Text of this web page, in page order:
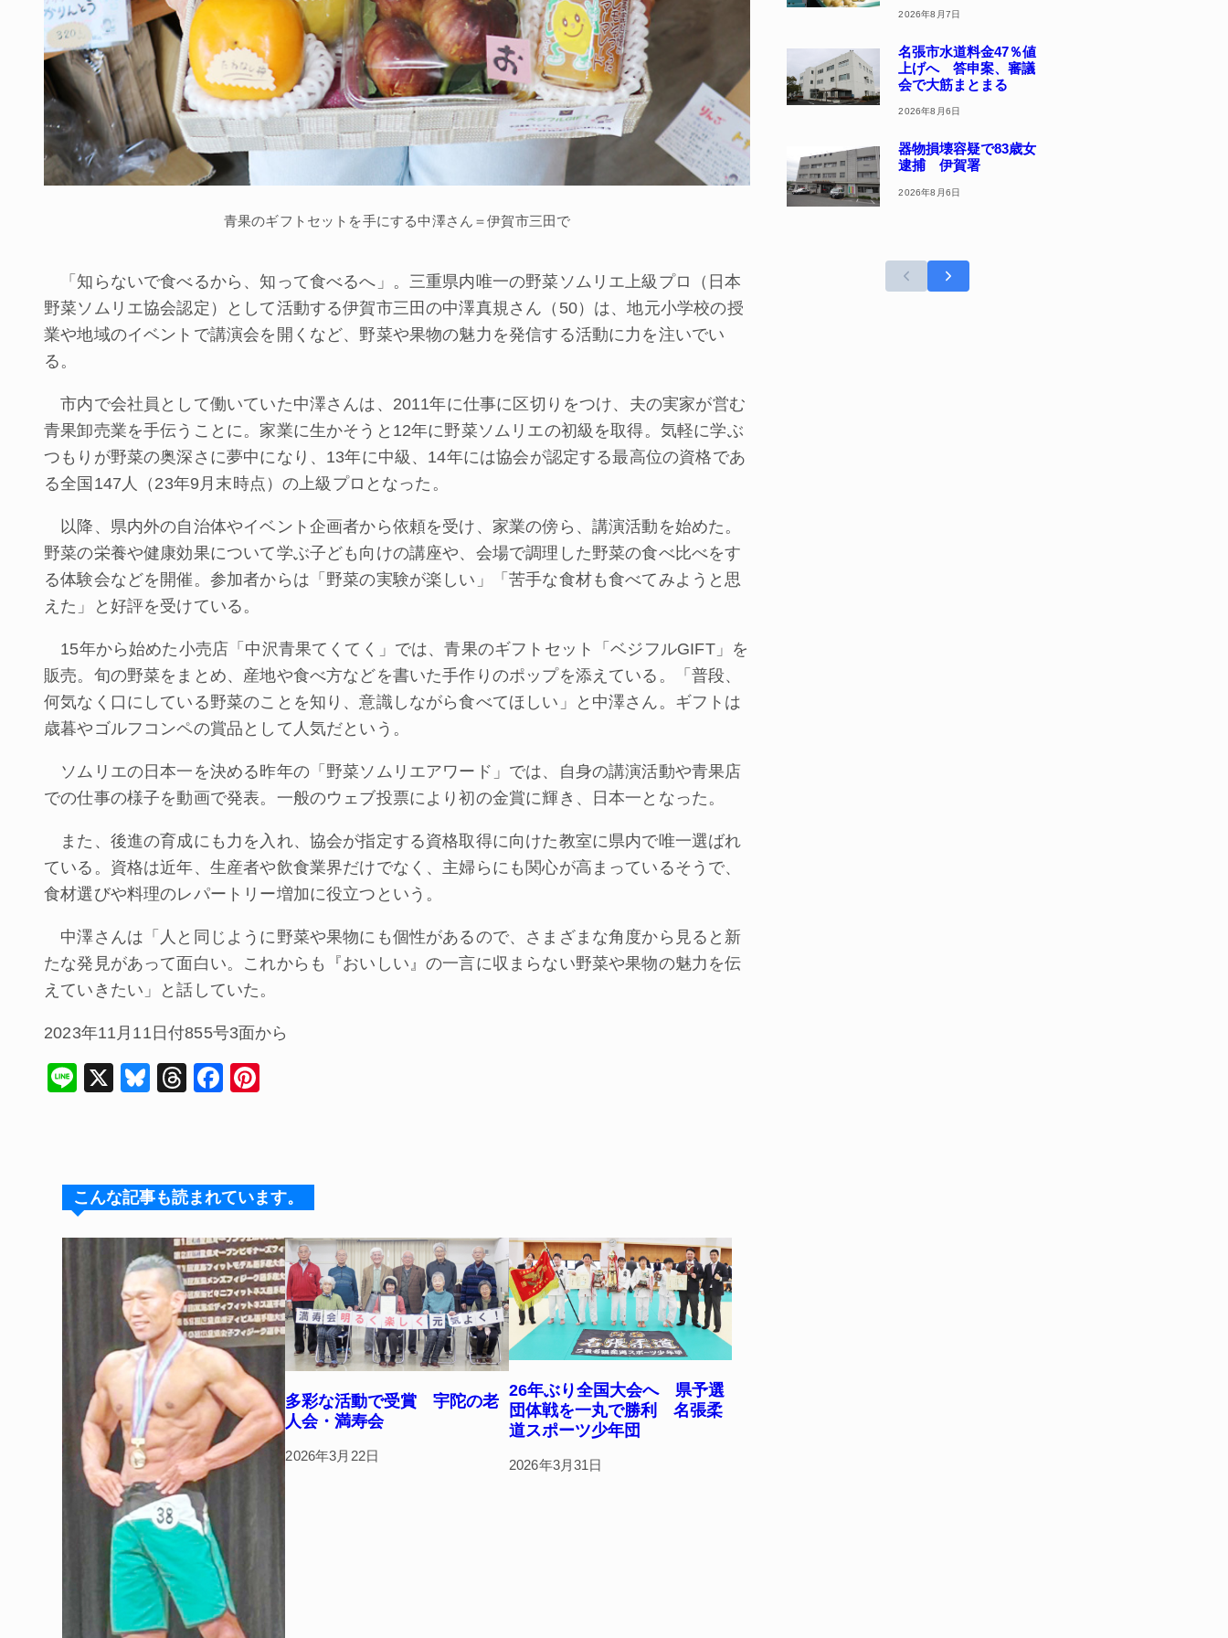
青果のギフトセットを手にする中澤さん＝伊賀市三田で
「知らないで食べるから、知って食べるへ」。三重県内唯一の野菜ソムリエ上級プロ（日本
野菜ソムリエ協会認定）として活動する伊賀市三田の中澤真規さん（50）は、地元小学校の授
業や地域のイベントで講演会を開くなど、野菜や果物の魅力を発信する活動に力を注いでい
る。
市内で会社員として働いていた中澤さんは、2011年に仕事に区切りをつけ、夫の実家が営む
青果卸売業を手伝うことに。家業に生かそうと12年に野菜ソムリエの初級を取得。気軽に学ぶ
つもりが野菜の奥深さに夢中になり、13年に中級、14年には協会が認定する最高位の資格であ
る全国147人（23年9月末時点）の上級プロとなった。
以降、県内外の自治体やイベント企画者から依頼を受け、家業の傍ら、講演活動を始めた。
野菜の栄養や健康効果について学ぶ子ども向けの講座や、会場で調理した野菜の食べ比べをす
る体験会などを開催。参加者からは「野菜の実験が楽しい」「苦手な食材も食べてみようと思
えた」と好評を受けている。
15年から始めた小売店「中沢青果てくてく」では、青果のギフトセット「ベジフルGIFT」を
販売。旬の野菜をまとめ、産地や食べ方などを書いた手作りのポップを添えている。「普段、
何気なく口にしている野菜のことを知り、意識しながら食べてほしい」と中澤さん。ギフトは
歳暮やゴルフコンペの賞品として人気だという。
ソムリエの日本一を決める昨年の「野菜ソムリエアワード」では、自身の講演活動や青果店
での仕事の様子を動画で発表。一般のウェブ投票により初の金賞に輝き、日本一となった。
また、後進の育成にも力を入れ、協会が指定する資格取得に向けた教室に県内で唯一選ばれ
ている。資格は近年、生産者や飲食業界だけでなく、主婦らにも関心が高まっているそうで、
食材選びや料理のレパートリー増加に役立つという。
中澤さんは「人と同じように野菜や果物にも個性があるので、さまざまな角度から見ると新
たな発見があって面白い。これからも『おいしい』の一言に収まらない野菜や果物の魅力を伝
えていきたい」と話していた。
2023年11月11日付855号3面から
Li
X
Bl
k
T
d
F
b
o
k
st
こんな記事も読まれています。
多彩な活動で受賞 宇陀の老
人会・満寿会
2026年3月22日
26年ぶり全国大会へ 県予選
団体戦を一丸で勝利 名張柔
道スポーツ少年団
2026年3月31日
2026年8月7日
名張市水道料金47％値
上げへ 答申案、審議
会で大筋まとまる
2026年8月6日
器物損壊容疑で83歳女
逮捕 伊賀署
2026年8月6日